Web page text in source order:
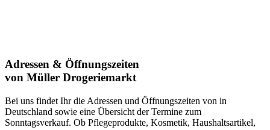
Adressen & Öffnungszeiten
von Müller Drogeriemarkt
Bei uns findet Ihr die Adressen und Öffnungszeiten von in
Deutschland sowie eine Übersicht der Termine zum
Sonntagsverkauf. Ob Pflegeprodukte, Kosmetik, Haushaltsartikel,